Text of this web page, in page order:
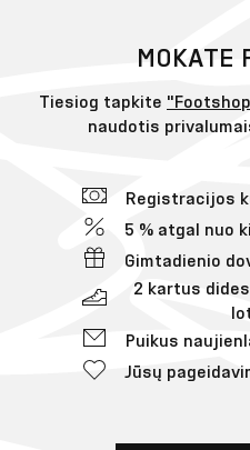
MOKATE
Tiesiog tapkite
naudotis
Registracijos
5 % atgal nuo
Gimtadienio
2 kartus
Puikus
Jūsų